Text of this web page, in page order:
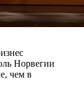
Норвегии
чем в